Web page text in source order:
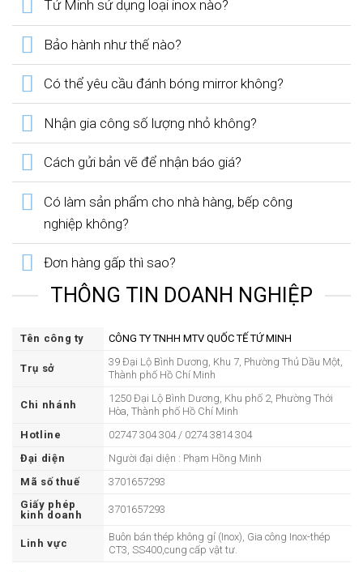
Tứ Minh sử dụng loại inox nào?
Bảo hành như thế nào?
Có thể yêu cầu đánh bóng mirror không?
Nhận gia công số lượng nhỏ không?
Cách gửi bản vẽ để nhận báo giá?
Có làm sản phẩm cho nhà hàng, bếp công
nghiệp không?
Đơn hàng gấp thì sao?
THÔNG TIN DOANH NGHIỆP
Tên công ty CÔNG TY TNHH MTV QUỐC TẾ TỨ MINH
Trụ sở
39 Đại Lộ Bình Dương, Khu 7, Phường Thủ Dầu Một,
Thành phố Hồ Chí Minh
Chi nhánh
1250 Đại Lộ Bình Dương, Khu phố 2, Phường Thới
Hòa, Thành phố Hồ Chí Minh
Hotline
02747 304 304 / 0274 3814 304
Đại diện
Người đại diện : Phạm Hồng Minh
Mã số thuế
3701657293
Giấy phép
kinh doanh
3701657293
Linh vực
Buôn bán thép không gỉ (Inox), Gia công Inox-thép
CT3, SS400,cung cấp vật tư.